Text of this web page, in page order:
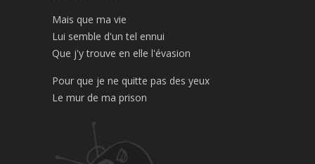
Mais que ma vie
Lui semble d'un tel ennui
Que j'y trouve en elle l'évasion
Pour que je ne quitte pas des yeux
Le mur de ma prison